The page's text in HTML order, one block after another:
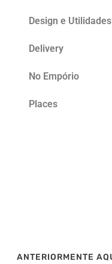
Design e Utilidades
Delivery
No Empório
Places